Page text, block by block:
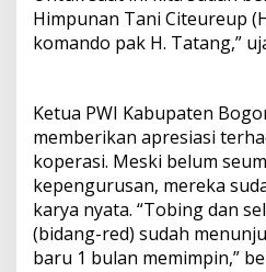
Himpunan Tani Citeureup
komando pak H. Tatang,”
Ketua PWI Kabupaten
memberikan apresiasi
koperasi. Meski belum
kepengurusan, mereka
karya nyata. “Tobing dan
(bidang-red) sudah
baru 1 bulan memimpin,”